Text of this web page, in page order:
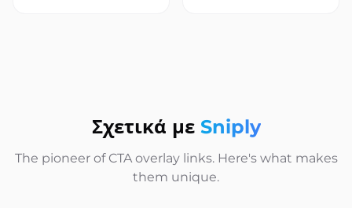
Σχετικά με Sniply
The pioneer of CTA overlay links. Here's what makes
them unique.